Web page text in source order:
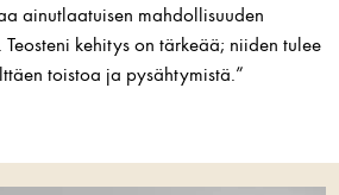
ainutlaatuisen mahdollisuuden
kehitys on tärkeää; niiden tulee
toistoa ja pysähtymistä.”